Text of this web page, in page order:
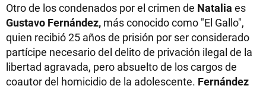
Otro de los condenados por el crimen de Natalia es
Gustavo Fernández, más conocido como "El Gallo",
quien recibió 25 años de prisión por ser considerado
partícipe necesario del delito de privación ilegal de la
libertad agravada, pero absuelto de los cargos de
coautor del homicidio de la adolescente. Fernández